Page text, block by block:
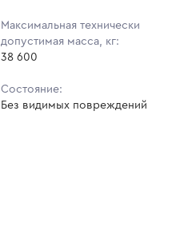
Максимальная технически
допустимая масса, кг:
38 600
Состояние:
Без видимых повреждений